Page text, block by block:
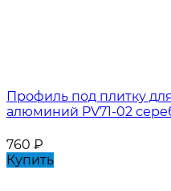
Профиль под плитку
алюминий PV71-02
760 ₽
Купить